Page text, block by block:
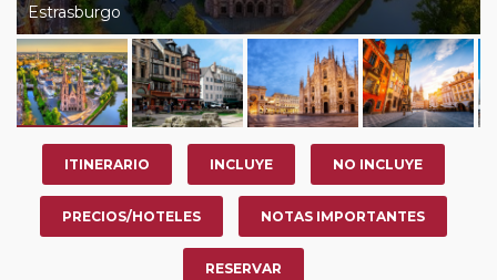
Pasajero Club:este circuito, en cualquier época del
año, ofrece a los pasajeros que ya hayan viajado con
nosotros en los últimos 3 años y que pertenezcan a
nuestro Club de Pasajeros (cuya obtención se realiza
tras rellenar el cuestionario de satisfacción en "Mi viaje")
o los que estén en luna de miel contarán con un
descuento del 5%.
Estrasburgo
ITINERARIO INCLUYE NO INCLUYE
PRECIOS/HOTELES NOTAS IMPORTANTES
RESERVAR